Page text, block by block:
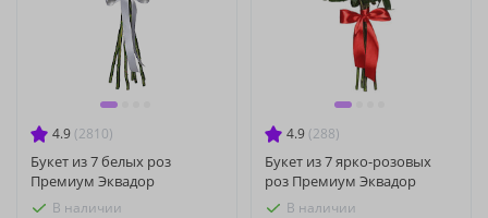
4.9 (2810)
Букет из 7 белых роз
Премиум Эквадор
В наличии
4.9 (288)
Букет из 7 ярко-розовых
роз Премиум Эквадор
В наличии